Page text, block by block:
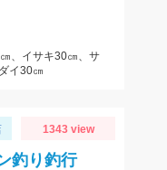
、イサキ30㎝、サ
イ30㎝
1343 view
釣り釣行